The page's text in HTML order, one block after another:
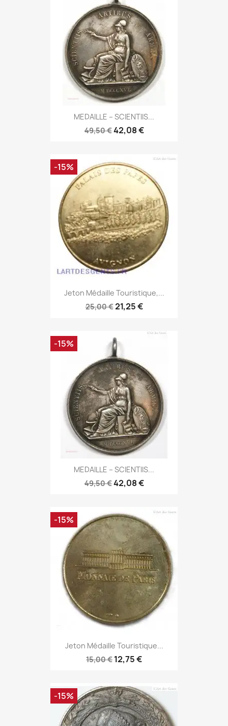
MEDAILLE – SCIENTIIS...
49,50 €42,08 €
Jeton Médaille Touristique,...
25,00 €21,25 €
-15%
MEDAILLE – SCIENTIIS...
49,50 €42,08 €
-15%
Jeton Médaille Touristique...
15,00 € 12,75 €
-15%
-15%